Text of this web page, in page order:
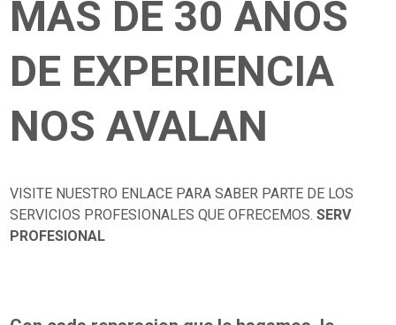
MAS DE 30 AÑOS
DE EXPERIENCIA
NOS AVALAN
VISITE NUESTRO ENLACE PARA SABER PARTE DE LOS
SERVICIOS PROFESIONALES QUE OFRECEMOS.SERV
PROFESIONAL